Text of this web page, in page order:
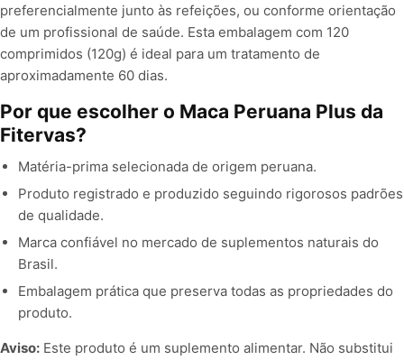
preferencialmente junto às refeições, ou conforme orientação
de um profissional de saúde. Esta embalagem com 120
comprimidos (120g) é ideal para um tratamento de
aproximadamente 60 dias.
Por que escolher o Maca Peruana Plus da
Fitervas?
Matéria-prima selecionada de origem peruana.
Produto registrado e produzido seguindo rigorosos padrões
de qualidade.
Marca confiável no mercado de suplementos naturais do
Brasil.
Embalagem prática que preserva todas as propriedades do
produto.
Aviso: Este produto é um suplemento alimentar. Não substitui